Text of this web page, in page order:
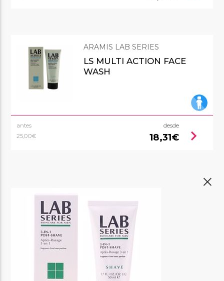
ARAMIS LAB SERIES
LS MULTI ACTION FACE
WASH
antes
25,00€
desde
18,31€ chevron_right